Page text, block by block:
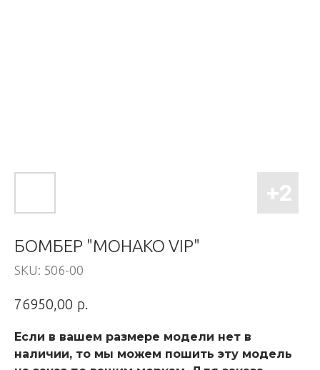
БОМБЕР "МОНАКО VIP"
SKU: 506-00
76950,00 р.
Если в вашем размере модели нет в
наличии, то мы можем пошить эту модель